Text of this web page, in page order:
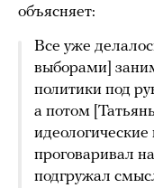
объясняет:
Все уже
выборами]
политики под
а потом
проговаривал
подгружал